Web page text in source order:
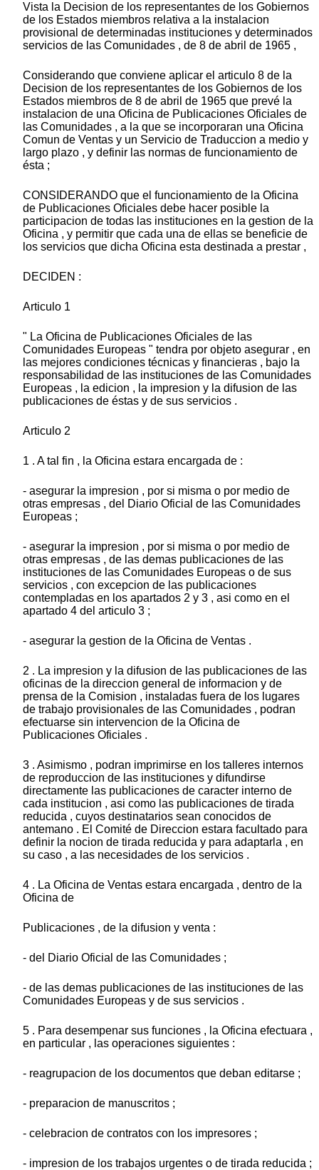
Vista la Decision de los representantes de los Gobiernos
de los Estados miembros relativa a la instalacion
provisional de determinadas instituciones y determinados
servicios de las Comunidades , de 8 de abril de 1965 ,
Considerando que conviene aplicar el articulo 8 de la
Decision de los representantes de los Gobiernos de los
Estados miembros de 8 de abril de 1965 que prevé la
instalacion de una Oficina de Publicaciones Oficiales de
las Comunidades , a la que se incorporaran una Oficina
Comun de Ventas y un Servicio de Traduccion a medio y
largo plazo , y definir las normas de funcionamiento de
ésta ;
CONSIDERANDO que el funcionamiento de la Oficina
de Publicaciones Oficiales debe hacer posible la
participacion de todas las instituciones en la gestion de la
Oficina , y permitir que cada una de ellas se beneficie de
los servicios que dicha Oficina esta destinada a prestar ,
DECIDEN :
Articulo 1
" La Oficina de Publicaciones Oficiales de las
Comunidades Europeas " tendra por objeto asegurar , en
las mejores condiciones técnicas y financieras , bajo la
responsabilidad de las instituciones de las Comunidades
Europeas , la edicion , la impresion y la difusion de las
publicaciones de éstas y de sus servicios .
Articulo 2
1 . A tal fin , la Oficina estara encargada de :
- asegurar la impresion , por si misma o por medio de
otras empresas , del Diario Oficial de las Comunidades
Europeas ;
- asegurar la impresion , por si misma o por medio de
otras empresas , de las demas publicaciones de las
instituciones de las Comunidades Europeas o de sus
servicios , con excepcion de las publicaciones
contempladas en los apartados 2 y 3 , asi como en el
apartado 4 del articulo 3 ;
- asegurar la gestion de la Oficina de Ventas .
2 . La impresion y la difusion de las publicaciones de las
oficinas de la direccion general de informacion y de
prensa de la Comision , instaladas fuera de los lugares
de trabajo provisionales de las Comunidades , podran
efectuarse sin intervencion de la Oficina de
Publicaciones Oficiales .
3 . Asimismo , podran imprimirse en los talleres internos
de reproduccion de las instituciones y difundirse
directamente las publicaciones de caracter interno de
cada institucion , asi como las publicaciones de tirada
reducida , cuyos destinatarios sean conocidos de
antemano . El Comité de Direccion estara facultado para
definir la nocion de tirada reducida y para adaptarla , en
su caso , a las necesidades de los servicios .
4 . La Oficina de Ventas estara encargada , dentro de la
Oficina de
Publicaciones , de la difusion y venta :
- del Diario Oficial de las Comunidades ;
- de las demas publicaciones de las instituciones de las
Comunidades Europeas y de sus servicios .
5 . Para desempenar sus funciones , la Oficina efectuara ,
en particular , las operaciones siguientes :
- reagrupacion de los documentos que deban editarse ;
- preparacion de manuscritos ;
- celebracion de contratos con los impresores ;
- impresion de los trabajos urgentes o de tirada reducida ;